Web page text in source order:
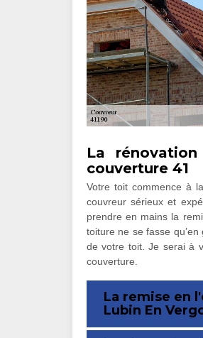
La
couverture 41
Votre toit commence à
couvreur sérieux et
prendre en mains la
toiture ne se fasse
de votre toit. Je serai à
couverture.
La remise en
Lubin En